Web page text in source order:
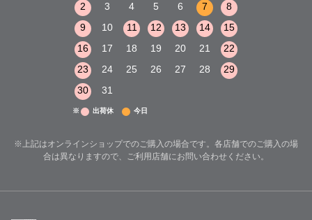
2
3 4 5 6 7
8
9
10 11 12 13 14
15
16
17 18 19 20 21
22
23
24 25 26 27 28
29
30
31
※ 出荷休 今日
※上記はオンラインショップでのご購入の場合です。各店舗でのご購入の場
合は異なりますので、ご利用店舗にお問い合わせください。